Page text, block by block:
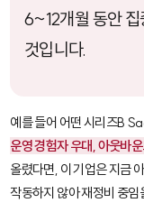
6~12개월 동안
것입니다.
예를 들어 어떤 시리즈B
운영 경험자 우대, 아웃바
올렸다면, 이 기업은 지금
작동하지 않아 재정비 중임